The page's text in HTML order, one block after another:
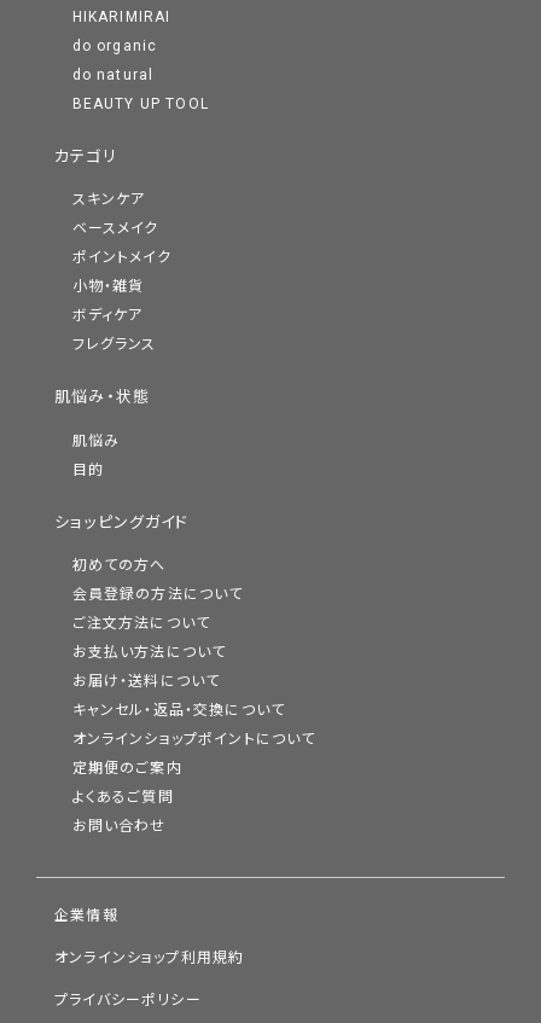
HIKARIMIRAI
do organic
do natural
BEAUTY UP TOOL
カテゴリ
スキンケア
ベースメイク
ポイントメイク
小物・雑貨
ボディケア
フレグランス
肌悩み・状態
肌悩み
目的
ショッピングガイド
初めての方へ
会員登録の方法について
ご注文方法について
お支払い方法について
お届け・送料について
キャンセル・返品・交換について
オンラインショップポイントについて
定期便のご案内
よくあるご質問
お問い合わせ
企業情報
オンラインショップ利用規約
プライバシーポリシー